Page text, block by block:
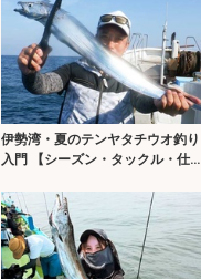
伊勢湾・夏のテンヤタチウオ釣り
入門 【シーズン・タックル・仕